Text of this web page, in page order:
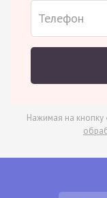
Нажимая на кнопку